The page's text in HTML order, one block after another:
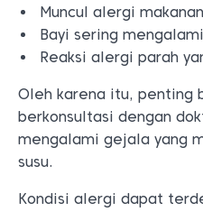
Muncul alergi
Bayi sering
Reaksi alergi parah
Oleh karena itu, penting
berkonsultasi dengan
mengalami gejala yang
susu.
Kondisi alergi dapat